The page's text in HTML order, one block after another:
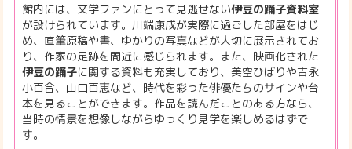
館内には、文学ファンにとって見逃せない伊豆の踊子資料室
が設けられています。川端康成が実際に過ごした部屋をはじ
め、直筆原稿や書、ゆかりの写真などが大切に展示されてお
り、作家の足跡を間近に感じられます。また、映画化された
伊豆の踊子に関する資料も充実しており、美空ひばりや吉永
小百合、山口百恵など、時代を彩った俳優たちのサインや台
本を見ることができます。作品を読んだことのある方なら、
当時の情景を想像しながらゆっくり見学を楽しめるはずで
す。